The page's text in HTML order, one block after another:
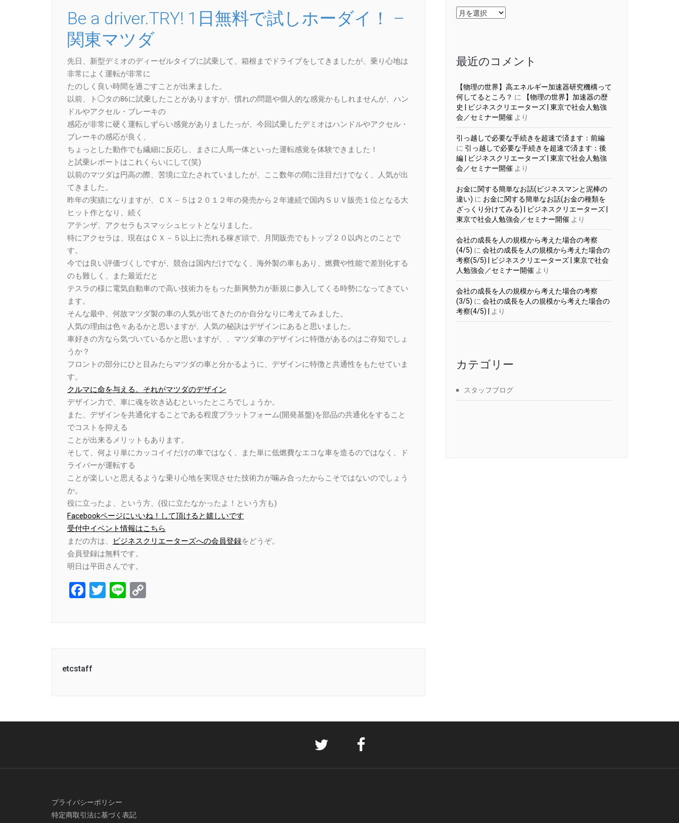
Be a driver.TRY! 1日無料で試しホーダイ！ –
関東マツダ
先日、新型デミオのディーゼルタイプに試乗して、箱根までドライブをしてきましたが、乗り心地は
非常によく運転が非常に
たのしく良い時間を過ごすことが出来ました。
以前、ト◯タの86に試乗したことがありますが、慣れの問題や個人的な感覚かもしれませんが、ハン
ドルやアクセル・ブレーキの
感応が非常に硬く運転しずらい感覚がありましたっが、今回試乗したデミオはハンドルやアクセル・
ブレーキの感応が良く、
ちょっとした動作でも繊細に反応し、まさに人馬一体といった運転感覚を体験できました！
と試乗レポートはこれくらいにして(笑)
以前のマツダは円高の際、苦境に立たされていましたが、ここ数年の間に注目だけでなく、人気が出
てきました。
昨年の実績になりますが、ＣＸ－５は２０１２年の発売から２年連続で国内ＳＵＶ販売１位となる大
ヒット作となり、続く
アテンザ、アクセラもスマッシュヒットとなりました。
特にアクセラは、現在はＣＸ－５以上に売れる稼ぎ頭で、月間販売でもトップ２０以内とのことで
す。
今では良い評価づくしですが、競合は国内だけでなく、海外製の車もあり、燃費や性能で差別化する
のも難しく、また最近だと
テスラの様に電気自動車ので高い技術力をもった新興勢力が新規に参入してくる時勢になってきてい
ます。
そんな最中、何故マツダ製の車の人気が出てきたのか自分なりに考えてみました。
人気の理由は色々あるかと思いますが、人気の秘訣はデザインにあると思いました。
車好きの方なら気づいているかと思いますが、、マツダ車のデザインに特徴があるのはご存知でしょ
うか？
フロントの部分にひと目みたらマツダの車と分かるように、デザインに特徴と共通性をもたせていま
す。
クルマに命を与える。それがマツダのデザイン
デザイン力で、車に魂を吹き込むといったところでしょうか。
また、デザインを共通化することである程度プラットフォーム(開発基盤)を部品の共通化をすること
でコストを抑える
ことが出来るメリットもあります。
そして、何より単にカッコイイだけの車ではなく、また単に低燃費なエコな車を造るのではなく、ド
ライバーが運転する
ことが楽しいと思えるような乗り心地を実現させた技術力が噛み合ったからこそではないのでしょう
か。
役に立ったよ、という方、(役に立たなかったよ！という方も)
Facebookページにいいね！して頂けると嬉しいです
受付中イベント情報はこちら
まだの方は、
ビジネスクリエーターズへの会員登録をどうぞ。
会員登録は無料です。
明日は平田さんです。
Facebook
Twitter
Line
etcstaff
ア
ー
最近のコメント
【物理の世界】高エネルギー加速器研究機構って
何してるところ？ に
【物理の世界】加速器の歴
史 | ビジネスクリエーターズ | 東京で社会人勉強
会／セミナー開催 より
引っ越しで必要な手続きを超速で済ます：前編
に 引っ越しで必要な手続きを超速で済ます：後
編 | ビジネスクリエーターズ | 東京で社会人勉強
会／セミナー開催 より
お金に関する簡単なお話(ビジネスマンと泥棒の
違い) に お金に関する簡単なお話(お金の種類を
ざっくり分けてみる) | ビジネスクリエーターズ |
東京で社会人勉強会／セミナー開催 より
会社の成長を人の規模から考えた場合の考察
(4/5) に 会社の成長を人の規模から考えた場合の
考察(5/5) | ビジネスクリエーターズ | 東京で社会
人勉強会／セミナー開催 より
会社の成長を人の規模から考えた場合の考察
(3/5) に 会社の成長を人の規模から考えた場合の
考察(4/5) |
より
カテゴリー
スタッフブログ
プライバシーポリシー
特定商取引法に基づく表記